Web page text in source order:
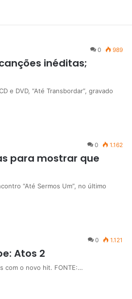
0 989
inéditas;
e DVD, “Até Transbordar”, gravado
0 1.162
para mostrar que
“Até Sermos Um”, no último
0 1.121
Atos 2
com o novo hit. FONTE:…